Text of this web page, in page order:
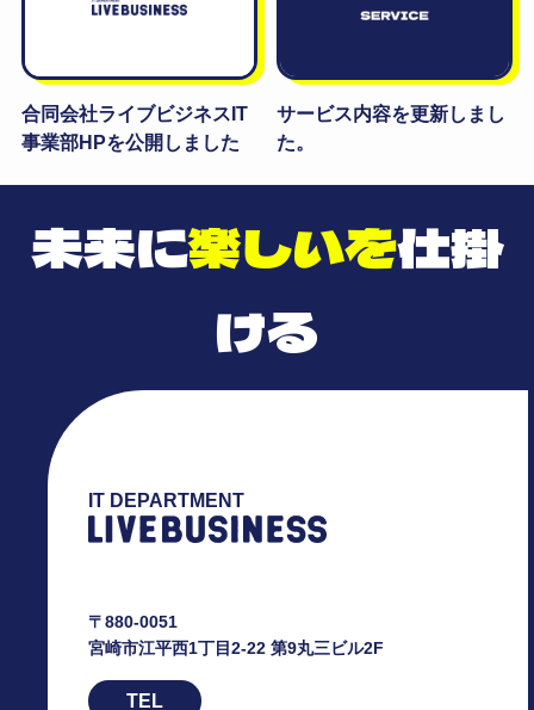
合同会社ライブビジネスIT
事業部HPを公開しました
サービス内容を更新しまし
た。
IT DEPARTMENT
〒880-0051
宮崎市江平西1丁目2-22 第9丸三ビル2F
TEL
未来に楽しいを仕掛
ける